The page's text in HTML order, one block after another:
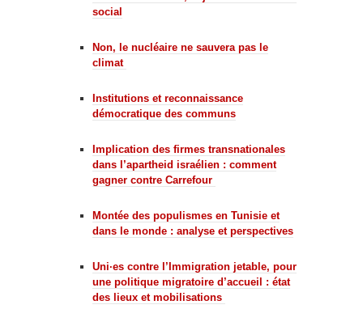
social
Non, le nucléaire ne sauvera pas le
climat
Institutions et reconnaissance
démocratique des communs
Implication des firmes transnationales
dans l’apartheid israélien : comment
gagner contre Carrefour
Montée des populismes en Tunisie et
dans le monde : analyse et perspectives
Uni·es contre l’Immigration jetable, pour
une politique migratoire d’accueil : état
des lieux et mobilisations